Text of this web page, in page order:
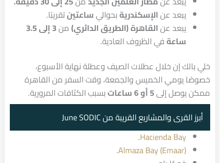
يبعد عنالإسكندريةبحواليساعتينتقريبًا.
يبعد عنالقاهرة (الطريق الدائري)من
3 إلى 3.5
ساعةفي الظروف العادية.
خلي بالك إن خلال عطلات الصيف وعطلة نهاية الأسبوع،
خصوصًا يومي الخميس والجمعة، وقت السفر من القاهرة
ممكن يوصل إلى5 أو 6 ساعات
بسبب الكثافات المرورية.
أبرز القرى والمشاريع القريبة من June SODIC
Hacienda Bay
.
Almaza Bay(Emaar)
.